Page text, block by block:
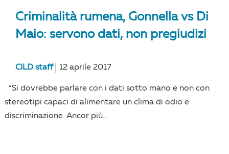
Criminalità rumena, Gonnella vs Di
Maio: servono dati, non pregiudizi
CILD staff 12 aprile 2017
“Si dovrebbe parlare con i dati sotto mano e non con
stereotipi capaci di alimentare un clima di odio e
discriminazione. Ancor più...